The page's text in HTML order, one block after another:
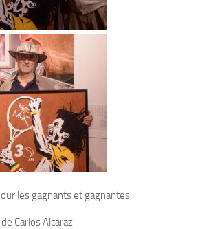
les gagnants et gagnantes
Carlos Alcaraz